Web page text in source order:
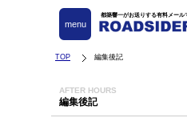
都築響一がお送りする有料メー
menu
TOP 編集後記
AFTER HOURS
編集後記